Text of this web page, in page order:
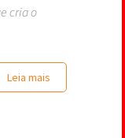
cria o
Leia mais